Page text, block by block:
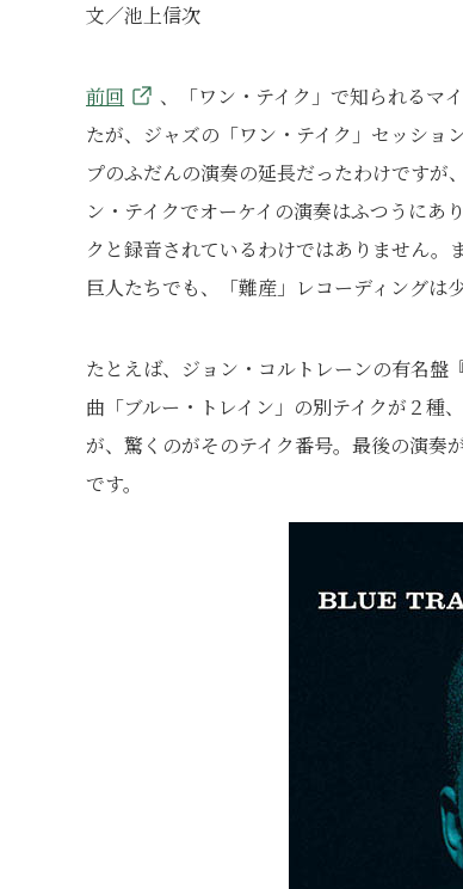
文／池上信次
前回
、「ワン・テイク」で知られるマ
たが、ジャズの「ワン・テイク」セッショ
プのふだんの演奏の延長だったわけですが
ン・テイクでオーケイの演奏はふつうにあ
クと録音されているわけではありません
巨人たちでも、「難産」レコーディングは
たとえば、ジョン・コルトレーンの有名盤
曲「ブルー・トレイン」の別テイクが２種
が、驚くのがそのテイク番号。最後の演奏
です。